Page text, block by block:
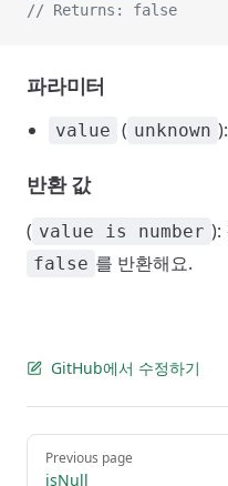
// Returns: false
파라미터
value ( unknown
반환 값
( value is number ):
false 를 반환해요.
GitHub에서 수정하기
Pager
Previous page
isNull